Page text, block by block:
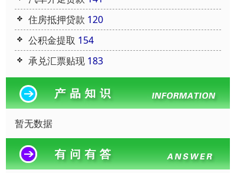
住房抵押贷款 120
公积金提取 154
承兑汇票贴现 183
暂无数据